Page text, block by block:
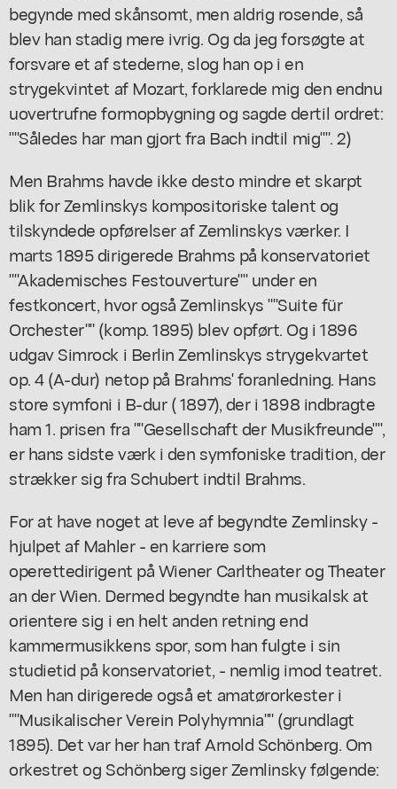
begynde med skånsomt, men aldrig rosende, så
blev han stadig mere ivrig. Og da jeg forsøgte at
forsvare et af stederne, slog han op i en
strygekvintet af Mozart, forklarede mig den endnu
uovertrufne formopbygning og sagde dertil ordret:
""Således har man gjort fra Bach indtil mig"". 2)
Men Brahms havde ikke desto mindre et skarpt
blik for Zemlinskys kompositoriske talent og
tilskyndede opførelser af Zemlinskys værker. I
marts 1895 dirigerede Brahms på konservatoriet
""Akademisches Festouverture"" under en
festkoncert, hvor også Zemlinskys ""Suite für
Orchester"" (komp. 1895) blev opført. Og i 1896
udgav Simrock i Berlin Zemlinskys strygekvartet
op. 4 (A-dur) netop på Brahms' foranledning. Hans
store symfoni i B-dur ( 1897), der i 1898 indbragte
ham 1. prisen fra ""Gesellschaft der Musikfreunde"",
er hans sidste værk i den symfoniske tradition, der
strækker sig fra Schubert indtil Brahms.
For at have noget at leve af begyndte Zemlinsky -
hjulpet af Mahler - en karriere som
operettedirigent på Wiener Carltheater og Theater
an der Wien. Dermed begyndte han musikalsk at
orientere sig i en helt anden retning end
kammermusikkens spor, som han fulgte i sin
studietid på konservatoriet, - nemlig imod teatret.
Men han dirigerede også et amatørorkester i
""Musikalischer Verein Polyhymnia"" (grundlagt
1895). Det var her han traf Arnold Schönberg. Om
orkestret og Schönberg siger Zemlinsky følgende: